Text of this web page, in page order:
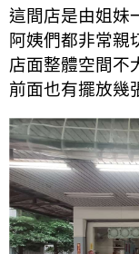
這間店是由姐妹
阿姨們都非常親
店面整體空間不
前面也有擺放幾